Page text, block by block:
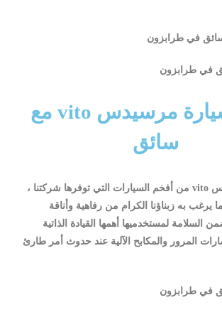
سائق في طرابزون
في طرابزون
تأجير سيارة مرسيدس vito مع
سائق
تعتبر سيارة مرسيدس vito من أفخم السيارات التي توفرها شركتنا ،
به زبناؤنا الكرام من رفاهية وأناقة
السلامة لمستخدميها أهمها القيادة الذاتية
المرور والمكابح الآلية عند حدوث أمر طارئ
في طرابزون